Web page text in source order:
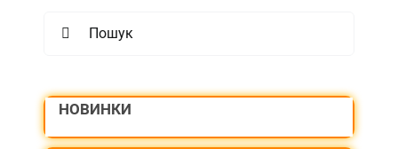
НОВИНКИ